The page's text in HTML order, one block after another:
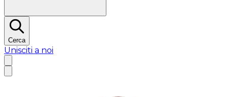
Cerca
Unisciti a noi